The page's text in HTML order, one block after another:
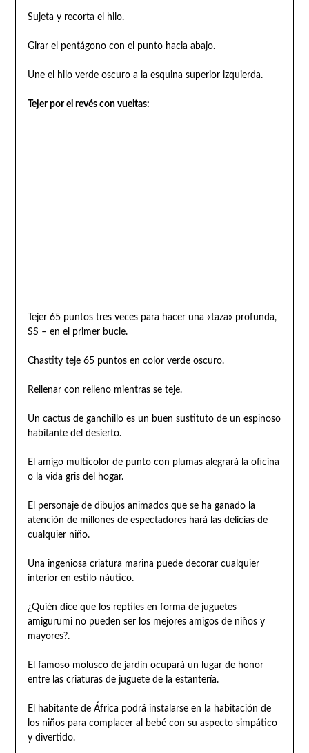
Sujeta y recorta el hilo.
Girar el pentágono con el punto hacia abajo.
Une el hilo verde oscuro a la esquina superior izquierda.
Tejer por el revés con vueltas:
Tejer 65 puntos tres veces para hacer una «taza» profunda,
SS – en el primer bucle.
Chastity teje 65 puntos en color verde oscuro.
Rellenar con relleno mientras se teje.
Un cactus de ganchillo es un buen sustituto de un espinoso
habitante del desierto.
El amigo multicolor de punto con plumas alegrará la oficina
o la vida gris del hogar.
El personaje de dibujos animados que se ha ganado la
atención de millones de espectadores hará las delicias de
cualquier niño.
Una ingeniosa criatura marina puede decorar cualquier
interior en estilo náutico.
¿Quién dice que los reptiles en forma de juguetes
amigurumi no pueden ser los mejores amigos de niños y
mayores?.
El famoso molusco de jardín ocupará un lugar de honor
entre las criaturas de juguete de la estantería.
El habitante de África podrá instalarse en la habitación de
los niños para complacer al bebé con su aspecto simpático
y divertido.